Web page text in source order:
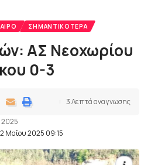
ΣΗΜΑΝΤΙΚΌΤΕΡΑ
ΑΣ Νεοχωρίου
0-3
Μαΐου 2025 09:15
3 Λεπτά αναγνωσης